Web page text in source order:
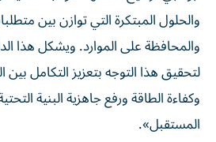
والحلول المبتكرة التي توازن بين
والمحافظة على الموارد. ويشكل هذا
لتحقيق هذا التوجه بتعزيز التكامل
وكفاءة الطاقة ورفع جاهزية البنية
المستقبل».